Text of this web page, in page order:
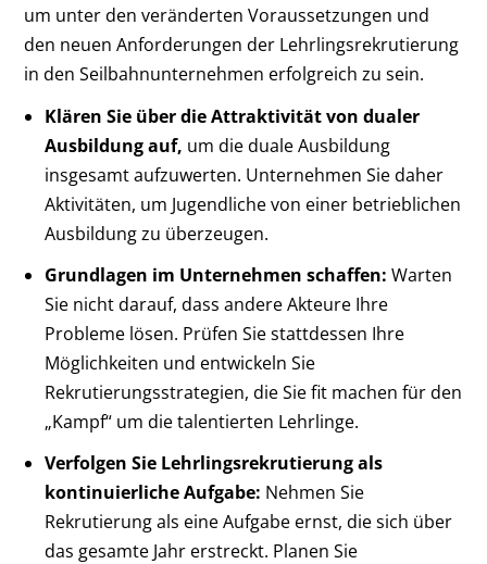
um unter den veränderten Voraussetzungen und
den neuen Anforderungen der Lehrlingsrekrutierung
in den Seilbahnunternehmen erfolgreich zu sein.
Klären Sie über die Attraktivität von dualer
Ausbildung auf, um die duale Ausbildung
insgesamt aufzuwerten. Unternehmen Sie daher
Aktivitäten, um Jugendliche von einer betrieblichen
Ausbildung zu überzeugen.
Grundlagen im Unternehmen schaffen: Warten
Sie nicht darauf, dass andere Akteure Ihre
Probleme lösen. Prüfen Sie stattdessen Ihre
Möglichkeiten und entwickeln Sie
Rekrutierungsstrategien, die Sie fit machen für den
„Kampf“ um die talentierten Lehrlinge.
Verfolgen Sie Lehrlingsrekrutierung als
kontinuierliche Aufgabe: Nehmen Sie
Rekrutierung als eine Aufgabe ernst, die sich über
das gesamte Jahr erstreckt. Planen Sie